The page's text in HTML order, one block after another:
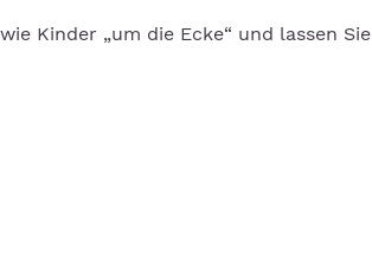
Kinder „um die Ecke“ und lassen Sie